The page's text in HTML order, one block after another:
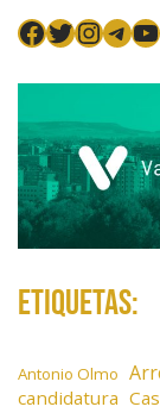
Facebook
Twitter
Etiquetas:
Antonio Olmo
candidatura